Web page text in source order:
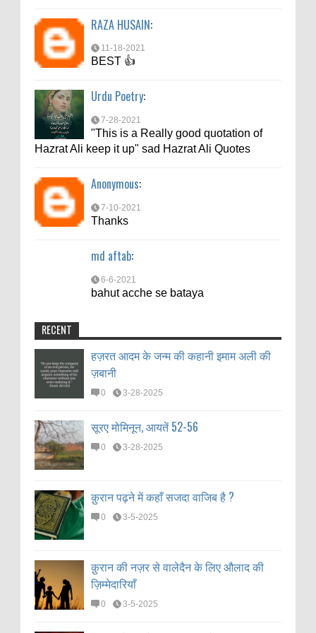
6-6-2021
RAZA HUSAIN:
11-18-2021
BEST 👍
Urdu Poetry:
7-28-2021
"This is a Really good quotation of
Hazrat Ali keep it up" sad Hazrat Ali Quotes
Anonymous:
7-10-2021
Thanks
md aftab:
6-6-2021
bahut acche se bataya
RECENT
हज़रत आदम के जन्म की कहानी इमाम अली की
ज़बानी
0 3-28-2025
सूरए मोमिनून, आयतें 52-56
0 3-28-2025
क़ुरान पढ़ने में कहाँ सजदा वाजिब है ?
0 3-5-2025
क़ुरान की नज़र से वालेदैन के लिए औलाद की
ज़िम्मेदारियाँ
0 3-5-2025